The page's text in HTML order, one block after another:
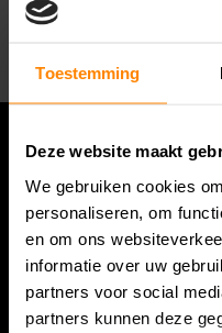
Toestemming
Deze website maakt
We gebruiken cookies
personaliseren, om
en om ons
informatie over uw
partners voor social
partners kunnen deze